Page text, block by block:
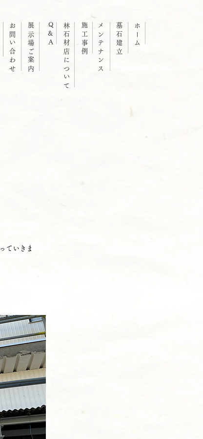
お問い合わせ 展示場ご案内
Q
&
A
林石材店について 施工事例 メンテナンス 墓石建立 ホーム
ていきま